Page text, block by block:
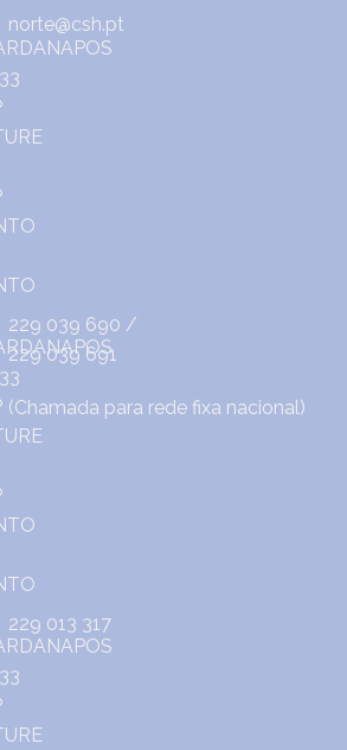
norte@csh.pt
229 039 690 /
229 039 691
(Chamada para rede fixa nacional)
229 013 317